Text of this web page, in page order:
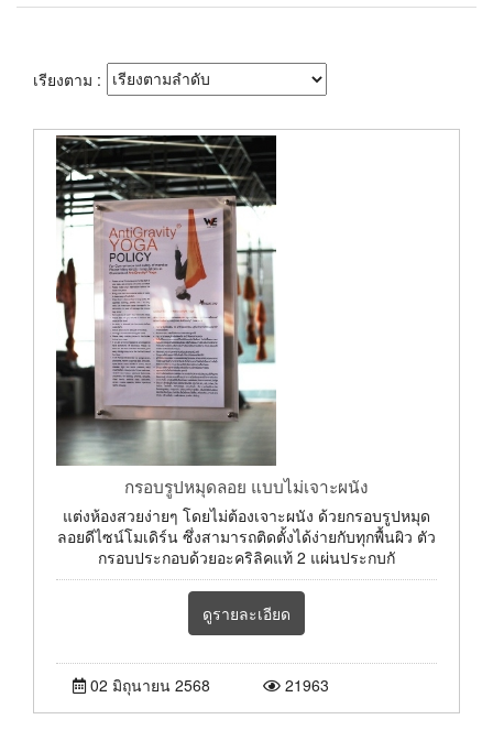
เรียงตาม :
กรอบรูปหมุดลอย แบบไม่เจาะผนัง
แต่งห้องสวยง่ายๆ โดยไม่ต้องเจาะผนัง ด้วยกรอบรูปหมุด
ลอยดีไซน์โมเดิร์น ซึ่งสามารถติดตั้งได้ง่ายกับทุกพื้นผิว ตัว
กรอบประกอบด้วยอะคริลิคแท้ 2 แผ่นประกบกั
ดูรายละเอียด
02 มิถุนายน 2568 21963